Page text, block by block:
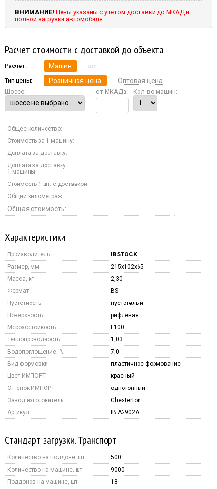
ВНИМАНИЕ! Цены указаны с учетом доставки до МКАД и
полной загрузки автомобиля
Расчет стоимости с доставкой до объекта
Расчет: Машин шт.
Тип цены: Розничная цена Оптовая цена
Шоссе: от МКАДа: Кол-во машин:
Общее количество:
Стоимость за 1 машину:
Доплата за доставку:
Доплата за доставку
1 машины:
Стоимость 1 шт. с доставкой:
Общий километраж:
Общая стоимость:
Характеристики
Производитель:
IBSTOCK
Размер, мм
215x102x65
Масса, кг
2,30
Формат
BS
Пустотность
пустотелый
Поверхность
рифлёная
Морозостойкость
F100
Теплопроводность
1,03
Водопоглощение, %
7,0
Вид формовки
пластичное формование
Цвет ИМПОРТ
красный
Оттенок ИМПОРТ
однотонный
Завод изготовитель
Chesterton
Артикул
IB A2902A
Стандарт загрузки. Транспорт
Количество на поддоне, шт.
500
Количество на машине, шт.
9000
Поддонов на машине, шт.
18